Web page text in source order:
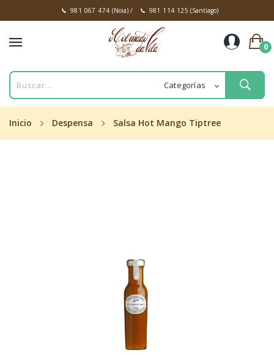
981 067 474 (Noia)/ 981 114 125 (Santiago)
0
Inicio Despensa Salsa Hot Mango Tiptree